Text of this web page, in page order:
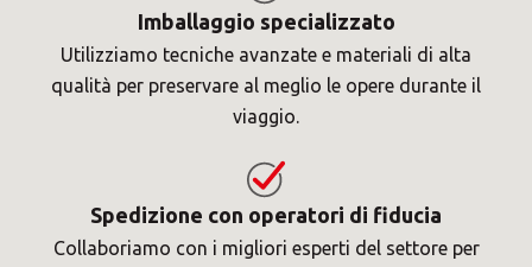
Imballaggio specializzato
Utilizziamo tecniche avanzate e materiali di alta
qualità per preservare al meglio le opere durante il
viaggio.
Spedizione con operatori di fiducia
Collaboriamo con i migliori esperti del settore per